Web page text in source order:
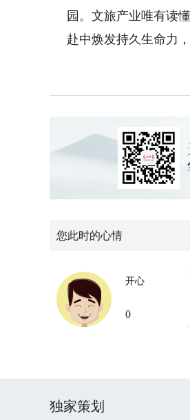
园。文旅产业唯有读
赴中焕发持久生命力
您此时的心情
开心
0
独家策划